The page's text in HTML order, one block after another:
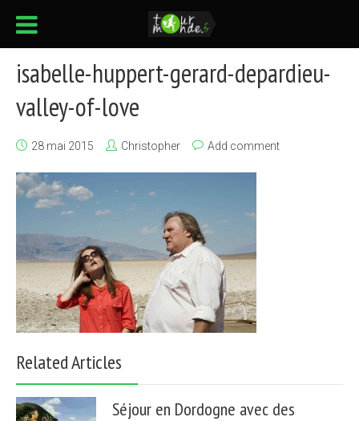
isabelle-huppert-gerard-depardieu-
valley-of-love
28 mai 2015 Christopher Add comment
Related Articles
Séjour en Dordogne avec des